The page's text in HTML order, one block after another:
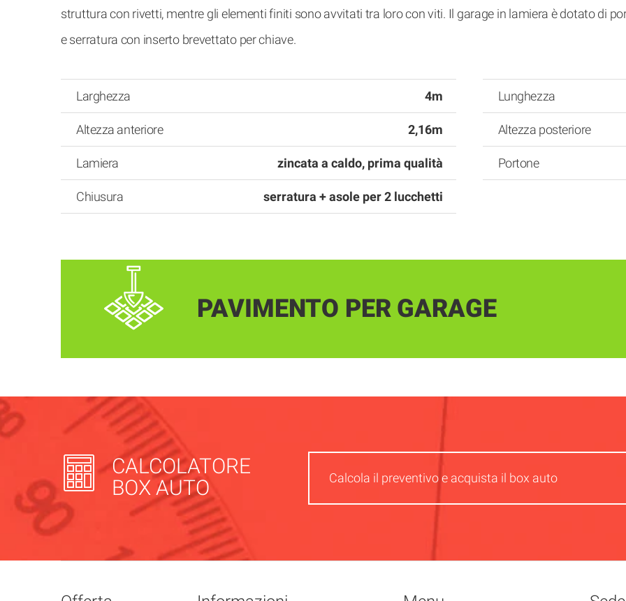
struttura con rivetti, mentre gli elementi finiti sono avvitati tra loro con viti. Il garage in lamiera è dotato di
e serratura con inserto brevettato per chiave.
Larghezza 4m Lunghezza
Altezza anteriore 2,16m Altezza posteriore
Lamiera zincata a caldo, prima qualità Portone
Chiusura serratura + asole per 2 lucchetti
PAVIMENTO PER GARAGE
CALCOLATORE
BOX AUTO
Calcola il preventivo e acquista il box auto